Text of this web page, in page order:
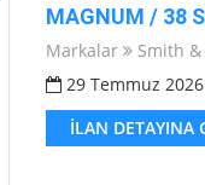
MAGNUM / 38
Markalar Smith &
29 Temmuz 2026
İLAN DETAYINA